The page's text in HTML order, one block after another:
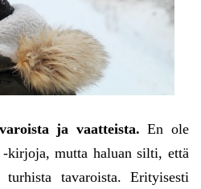
ja vaatteista.En ole
kirjoja, mutta haluan silti, että
tavaroista. Erityisesti